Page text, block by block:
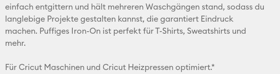
Facebook
einfach entgittern und hält mehreren Waschgängen stand, sodass du
langlebige Projekte gestalten kannst, die garantiert Eindruck
machen. Puffiges Iron-On ist perfekt für T-Shirts, Sweatshirts und
mehr.
Für Cricut Maschinen und Cricut Heizpressen optimiert.*